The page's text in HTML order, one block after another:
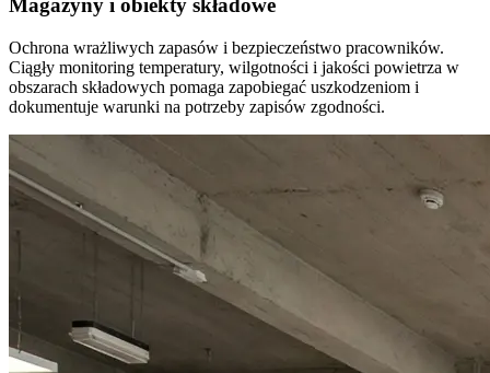
Magazyny i obiekty składowe
Ochrona wrażliwych zapasów i bezpieczeństwo pracowników.
Ciągły monitoring temperatury, wilgotności i jakości powietrza w
obszarach składowych pomaga zapobiegać uszkodzeniom i
dokumentuje warunki na potrzeby zapisów zgodności.